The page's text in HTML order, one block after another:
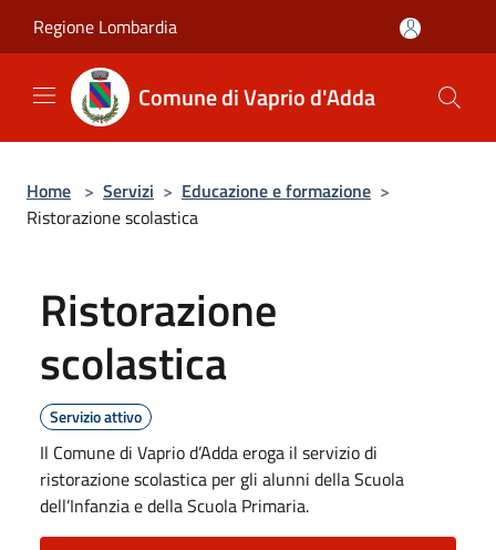
Regione Lombardia
Comune di Vaprio d'Adda
Home > Servizi > Educazione e formazione >
Ristorazione scolastica
Ristorazione
scolastica
Servizio attivo
Il Comune di Vaprio d’Adda eroga il servizio di
ristorazione scolastica per gli alunni della Scuola
dell’Infanzia e della Scuola Primaria.